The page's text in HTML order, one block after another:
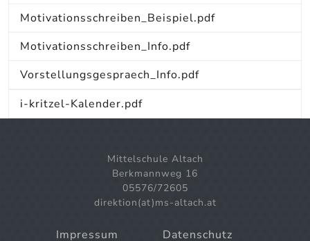
Motivationsschreiben_Beispiel.pdf
Motivationsschreiben_Info.pdf
Vorstellungsgespraech_Info.pdf
i-kritzel-Kalender.pdf
Mittelschule Altach
Berkmannweg 16
05576/72605
direktion(at)ms-altach.at
Impressum Datenschutz